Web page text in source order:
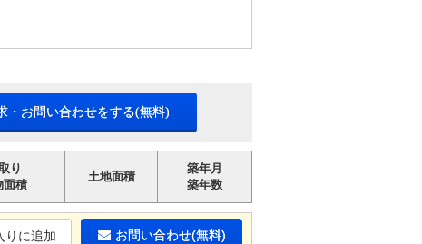
・お問い合わせをする(無料)
り
面積
土地面積
築年月
築年数
りに追加 お問い合わせ(無料)